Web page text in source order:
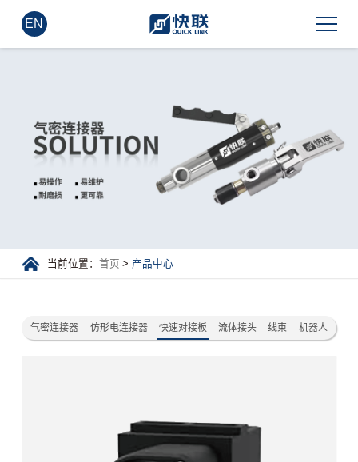
EN
当前位置：首页 > 产品中心
气密连接器 仿形电连接器 快速对接板 流体接头 线束 机器人